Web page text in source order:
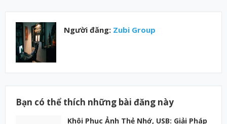
Người đăng: Zubi Group
Bạn có thể thích những bài đăng này
Khôi Phục Ảnh Thẻ Nhớ, USB: Giải Pháp